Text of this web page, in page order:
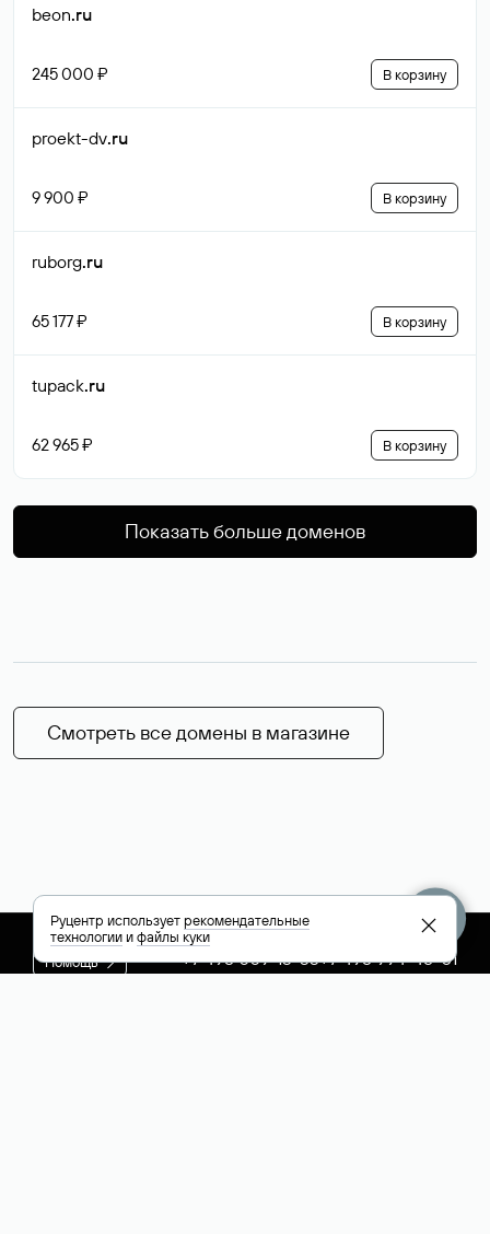
beon.ru
245 000 ₽ В корзину
proekt-dv.ru
9 900 ₽ В корзину
ruborg.ru
65 177 ₽ В корзину
tupack.ru
62 965 ₽ В корзину
Показать больше доменов
Смотреть все домены в магазине
Помощь +7 495 009-13-33+7 495 994-46-01
Руцентр используетрекомендательные
технологииифайлы куки